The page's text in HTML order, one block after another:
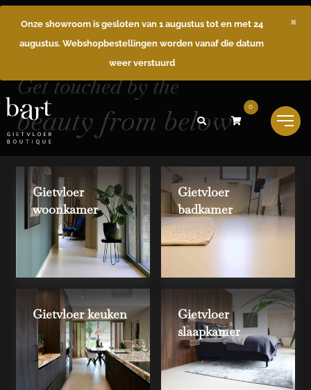
Onze showroom is gesloten van 1 augustus tot en met 24
augustus. Webshopbestellingen worden vanaf die datum
weer verstuurd
×
0
Get touched by the
beauty from below
Gietvloer
woonkamer
Gietvloer
badkamer
Gietvloer keuken
Gietvloer
slaapkamer